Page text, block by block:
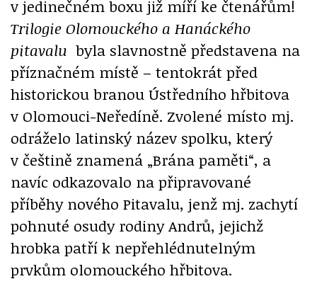
v jedinečném boxu již míří ke čtenářům!
Trilogie Olomouckého a Hanáckého
pitavalu byla slavnostně představena na
příznačném místě – tentokrát před
historickou branou Ústředního hřbitova
v Olomouci-Neředíně. Zvolené místo mj.
odráželo latinský název spolku, který
v češtině znamená „Brána paměti“, a
navíc odkazovalo na připravované
příběhy nového Pitavalu, jenž mj. zachytí
pohnuté osudy rodiny Andrů, jejichž
hrobka patří k nepřehlédnutelným
prvkům olomouckého hřbitova.